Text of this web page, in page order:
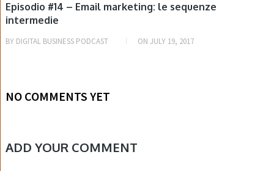
Episodio #14 – Email marketing: le sequenze
intermedie
BY DIGITAL BUSINESS PODCAST ON JULY 19, 2017
NO COMMENTS YET
ADD YOUR COMMENT